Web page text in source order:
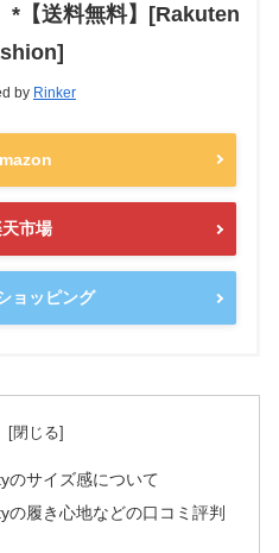
*【送料無料】[Rakuten
by Rinker
市場
ョッピング
のサイズ感について
の履き心地などの口コミ評判